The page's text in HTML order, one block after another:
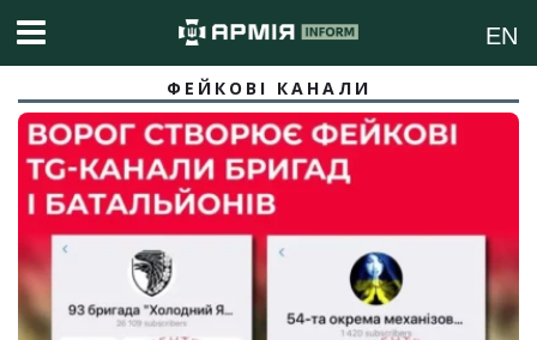
EN
ФЕЙКОВІ КАНАЛИ